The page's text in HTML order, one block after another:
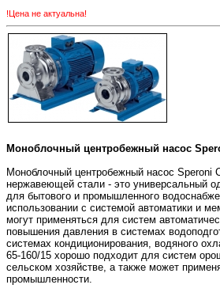
!Цена не актуальна!
Моноблочный центробежный насос
Моноблочный центробежный насос Speroni
нержавеющей стали - это универсальный
для бытового и промышленного
использовании с системой автоматики и
могут применяться для систем
повышения давления в системах
системах кондиционирования, водяного
65-160/15 хорошо подходит для систем
сельском хозяйстве, а также может
промышленности.